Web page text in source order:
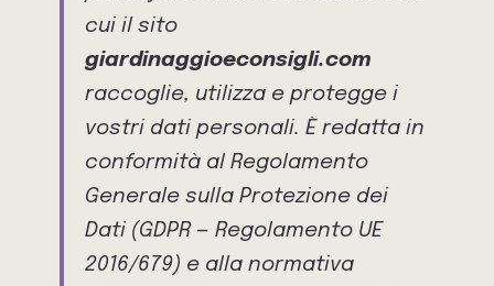
cui il sito
giardinaggioeconsigli.com
raccoglie, utilizza e protegge i
vostri dati personali. È redatta in
conformità al Regolamento
Generale sulla Protezione dei
Dati (GDPR — Regolamento UE
2016/679) e alla normativa